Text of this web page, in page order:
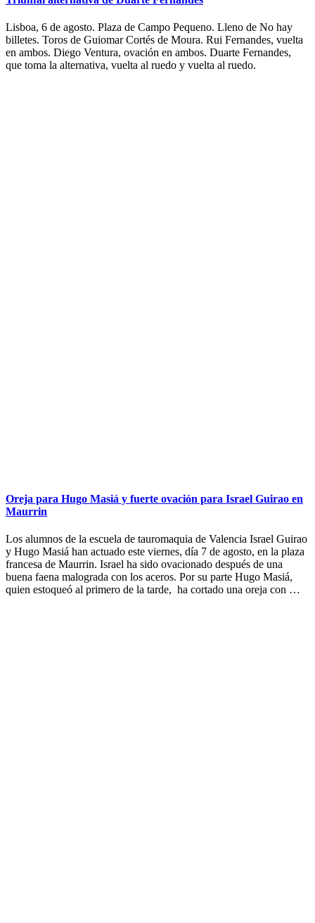
Lisboa, 6 de agosto. Plaza de Campo Pequeno. Lleno de No hay
billetes. Toros de Guiomar Cortés de Moura. Rui Fernandes, vuelta
en ambos. Diego Ventura, ovación en ambos. Duarte Fernandes,
que toma la alternativa, vuelta al ruedo y vuelta al ruedo.
Oreja para Hugo Masiá y fuerte ovación para Israel Guirao en
Maurrin
Los alumnos de la escuela de tauromaquia de Valencia Israel Guirao
y Hugo Masiá han actuado este viernes, día 7 de agosto, en la plaza
francesa de Maurrin. Israel ha sido ovacionado después de una
buena faena malograda con los aceros. Por su parte Hugo Masiá,
quien estoqueó al primero de la tarde, ha cortado una oreja con …